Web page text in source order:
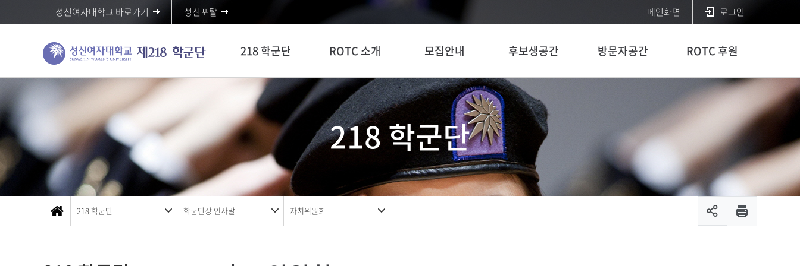
성신여자대학교 바로가기 성신포탈 메인화면 로그인
218 학군단 ROTC 소개 모집안내 후보생공간 방문자공간 ROTC 후원
218 학군단
218 학군단 학군단장 인사말 자치위원회